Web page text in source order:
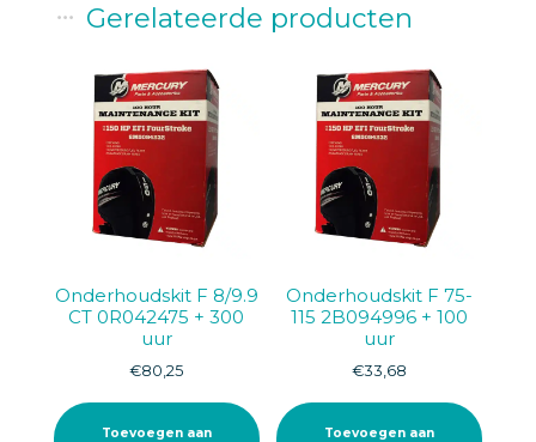
Gerelateerde producten
Onderhoudskit F 8/9.9
CT 0R042475 + 300
uur
€80,25
Toevoegen aan
Onderhoudskit F 75-
115 2B094996 + 100
uur
€33,68
Toevoegen aan